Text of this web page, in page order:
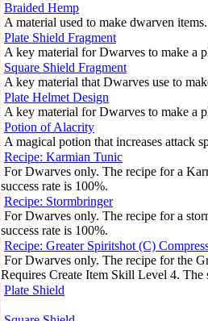
Braided Hemp
A material used to make dwarven
Plate Shield Fragment
A key material for Dwarves to make a
Square Shield Fragment
A key material that Dwarves use to
Plate Helmet Design
A key material for Dwarves to make a
Potion of Alacrity
A magical potion that increases attack
Recipe: Karmian Tunic
For Dwarves only. The recipe for a
success rate is 100%.
Recipe: Stormbringer
For Dwarves only. The recipe for a
success rate is 100%.
Recipe: Greater Spiritshot (C)
For Dwarves only. The recipe for the
Requires Create Item Skill Level 4. The
Plate Shield